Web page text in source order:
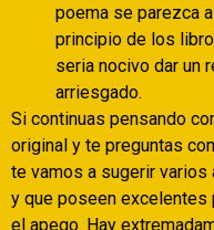
poema se parezca
principio de los
seri­a nocivo dar un
arriesgado.
Si continuas pensando
original y te preguntas
te vamos a sugerir varios
y que poseen
el apego. Hay